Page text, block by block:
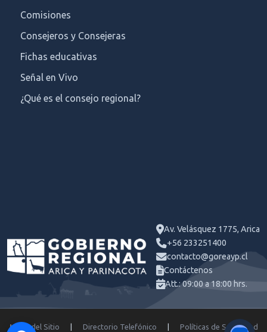
Comisiones
Consejeros y Consejeras
Fichas educativas
Señal en Vivo
¿Qué es el consejo regional?
Av. Velásquez 1775, Arica
+56 233251400
contacto@goreayp.cl
Contáctenos
Att.: 09:00 a 18:00 hrs.
Mapa del Sitio | Directorio Telefónico | Políticas de Seguridad